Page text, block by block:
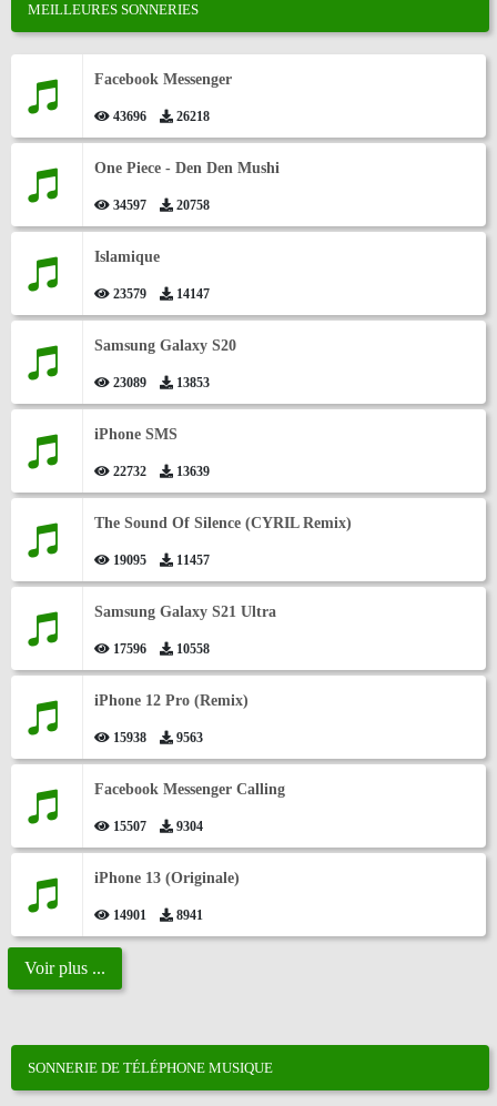
MEILLEURES SONNERIES
Facebook Messenger
43696 26218
One Piece - Den Den Mushi
34597 20758
Islamique
23579 14147
Samsung Galaxy S20
23089 13853
iPhone SMS
22732 13639
The Sound Of Silence (CYRIL Remix)
19095 11457
Samsung Galaxy S21 Ultra
17596 10558
iPhone 12 Pro (Remix)
15938 9563
Facebook Messenger Calling
15507 9304
iPhone 13 (Originale)
14901 8941
Voir plus ...
SONNERIE DE TÉLÉPHONE MUSIQUE